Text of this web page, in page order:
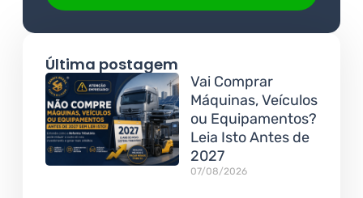
Última postagem
Vai Comprar
Máquinas, Veículos
ou Equipamentos?
Leia Isto Antes de
2027
07/08/2026